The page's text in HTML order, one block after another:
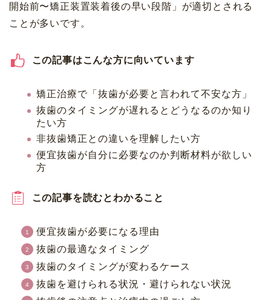
開始前〜矯正装置装着後の早い段階」が適切とされる
ことが多いです。
この記事はこんな方に向いています
矯正治療で「抜歯が必要と言われて不安な方」
抜歯のタイミングが遅れるとどうなるのか知り
たい方
非抜歯矯正との違いを理解したい方
便宜抜歯が自分に必要なのか判断材料が欲しい
方
この記事を読むとわかること
便宜抜歯が必要になる理由
抜歯の最適なタイミング
抜歯のタイミングが変わるケース
抜歯を避けられる状況・避けられない状況